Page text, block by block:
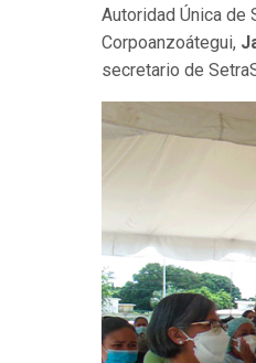
Autoridad Única de
Corpoanzoátegui,
secretario de